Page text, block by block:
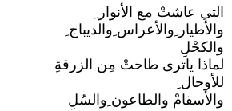
التي عاشتْ مع الأنوار ِ
والأطيار ِوالأعراس ِوالديباج ِ
والكحْلِ
لماذا ياترى طاحتْ مِن الزرقةِ
للأوحال ِ
والأسقامْ والطاعون ِوالسُلِ